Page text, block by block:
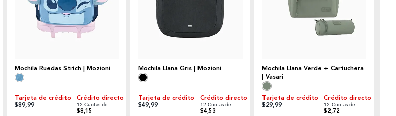
Mochila Ruedas Stitch | Mozioni
Tarjeta de crédito
$89,99
Crédito directo
12 Cuotas de
$8,15
Mochila Llana Gris | Mozioni
Tarjeta de crédito
$49,99
Crédito directo
12 Cuotas de
$4,53
Mochila Llana Verde + Cartuchera
| Vasari
Tarjeta de crédito
$29,99
Crédito directo
12 Cuotas de
$2,72